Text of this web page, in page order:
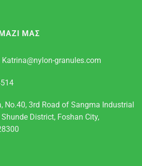
ΜΑΣ
Katrina@nylon-granules.com
No.40, 3rd Road of Sangma Industrial
District, Foshan City,